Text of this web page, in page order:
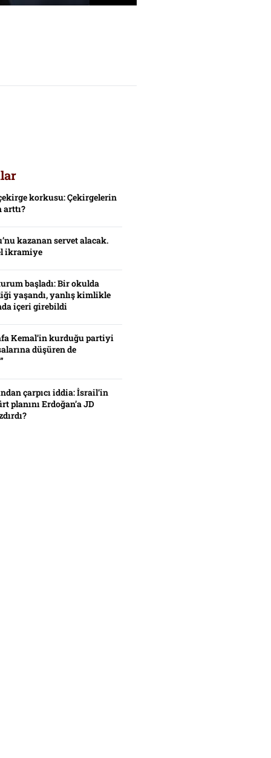
korkusu: Çekirgelerin
arttı?
kazanan servet alacak.
ikramiye
başladı: Bir okulda
yaşandı, yanlış kimlikle
içeri girebildi
Kemal’in kurduğu partiyi
düşüren de
çarpıcı iddia: İsrail’in
planını Erdoğan’a JD